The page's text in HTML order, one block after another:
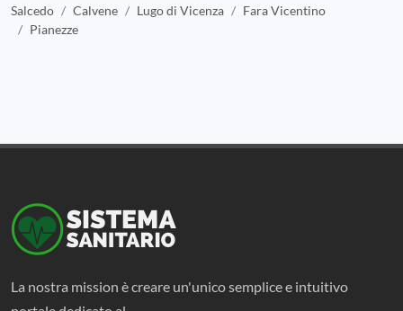
Salcedo
Calvene Lugo di Vicenza
Fara Vicentino
Pianezze
La nostra mission è creare un'unico semplice e intuitivo